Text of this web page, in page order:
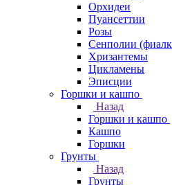
Орхидеи
Пуансеттии
Розы
Сенполии
Хризантемы
Цикламены
Эписции
Горшки и кашпо
Назад
Горшки и кашпо
Кашпо
Горшки
Грунты
Назад
Грунты